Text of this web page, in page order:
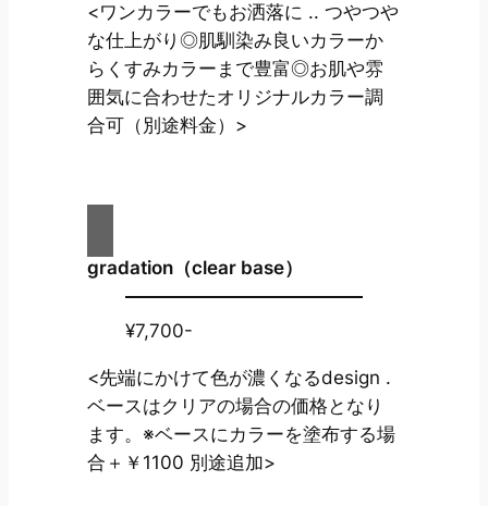
<ワンカラーでもお洒落に .. つやつや
な仕上がり◎肌馴染み良いカラーか
らくすみカラーまで豊富◎お肌や雰
囲気に合わせたオリジナルカラー調
合可（別途料金）>
gradation（clear base）
¥7,700-
<先端にかけて色が濃くなるdesign .
ベースはクリアの場合の価格となり
ます。※ベースにカラーを塗布する場
合＋￥1100 別途追加>